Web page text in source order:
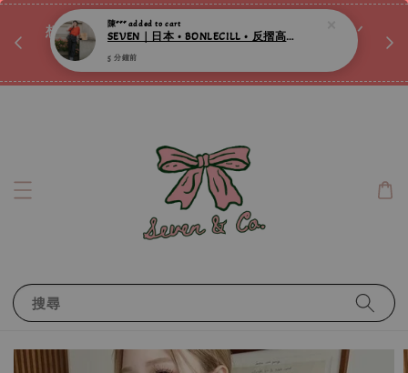
想訂製屬於自己的『水晶手鍊』嗎ꕀ♡ 私訊我們.ᐟ.ᐟ
📣Instagram 這邊按下去
搜尋
SEVEN｜日本 • BONLECILL • 反摺高腰丹寧修身牛仔褲 ღ
5 分鐘前